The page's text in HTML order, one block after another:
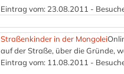
Eintrag vom: 23.08.2011 -
Straßenkinder in der Mongolei
auf der Straße, über die Gründe,
Eintrag vom: 11.08.2011 -